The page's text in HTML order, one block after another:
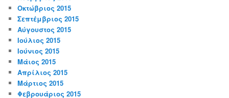
Οκτώβριος 2015
Σεπτέμβριος 2015
Αύγουστος 2015
Ιούλιος 2015
Ιούνιος 2015
Μάιος 2015
Απρίλιος 2015
Μάρτιος 2015
Φεβρουάριος 2015